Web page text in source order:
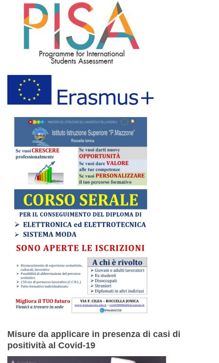
Misure da applicare in presenza di casi di
positività al Covid-19